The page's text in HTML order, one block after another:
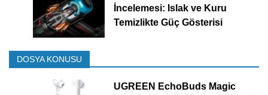
İncelemesi: Islak ve Kuru
Temizlikte Güç Gösterisi
DOSYA KONUSU
UGREEN EchoBuds Magic